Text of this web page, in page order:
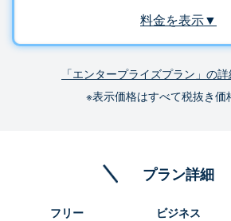
料金を表示▼
「エンタープライズプラン」の
※表示価格はすべて税抜き価
プラン詳細
フリー ビジネス